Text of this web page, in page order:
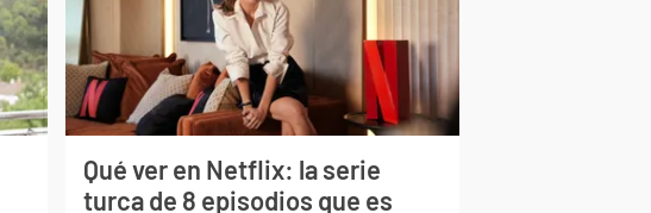
Qué ver en Netflix: la serie
turca de 8 episodios que es